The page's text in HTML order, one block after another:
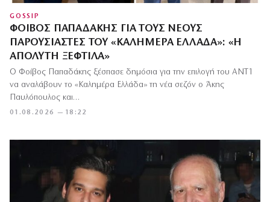
GOSSIP
ΦΟΊΒΟΣ ΠΑΠΑΔΆΚΗΣ ΓΙΑ ΤΟΥΣ ΝΈΟΥΣ
ΠΑΡΟΥΣΙΑΣΤΈΣ ΤΟΥ «ΚΑΛΗΜΈΡΑ ΕΛΛΆΔΑ»: «Η
ΑΠΌΛΥΤΗ ΞΕΦΤΊΛΑ»
01.08.2026 — 18:22
Ο Φοίβος Παπαδάκης ξέσπασε δημόσια για την επιλογή του ΑΝΤ1
να αναλάβουν το «Καλημέρα Ελλάδα» τη νέα σεζόν ο Άκης
Παυλόπουλος και…